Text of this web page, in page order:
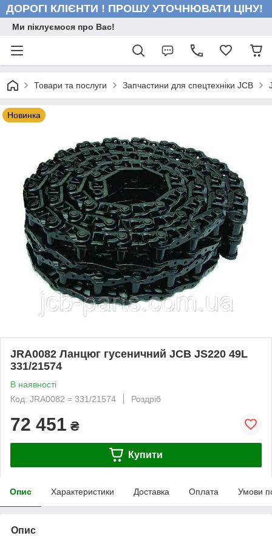
ДОРОГІ КЛІЄНТИ ! ПРОШУ УТОЧНЮВАТИ ЦІНУ!
Ми піклуємося про Вас!
Товари та послуги Запчастини для спецтехніки JCB
Новинка
JRA0082 Ланцюг гусеничний JCB JS220 49L
331/21574
В наявності
Код: JRA0082 = 331/21574
Роздріб
72 451 ₴
Купити
Опис Характеристики Доставка Оплата Умови
Опис